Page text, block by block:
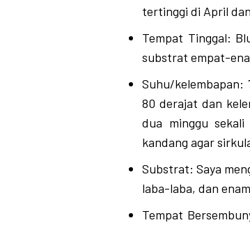
tertinggi di April
Tempat Tinggal:
substrat empat-
Suhu/kelembapan:
80 derajat dan
dua minggu
kandang agar
Substrat: Saya
laba-laba, dan
Tempat